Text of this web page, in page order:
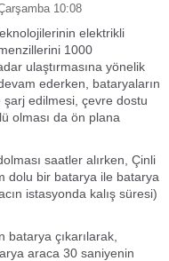
10:08
elektrikli
1000
ulaştırmasına yönelik
ederken, bataryaların
şarj edilmesi, çevre dostu
olması da ön plana
saatler alırken, Çinli
dolu bir batarya ile batarya
istasyonda kalış süresi)
çıkarılarak,
araca 30 saniyenin